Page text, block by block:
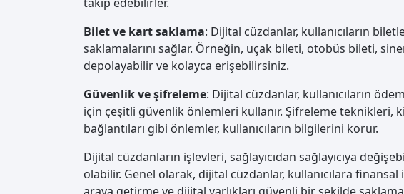
Bilet ve kart saklama: Dijital cüzdanlar, kullanıcıların
saklamalarını sağlar. Örneğin, uçak bileti, otobüs bileti,
depolayabilir ve kolayca erişebilirsiniz.
Güvenlik ve şifreleme: Dijital cüzdanlar, kullanıcıların
için çeşitli güvenlik önlemleri kullanır. Şifreleme
bağlantıları gibi önlemler, kullanıcıların bilgilerini korur.
Dijital cüzdanların işlevleri, sağlayıcıdan sağlayıcıya
olabilir. Genel olarak, dijital cüzdanlar, kullanıcılara